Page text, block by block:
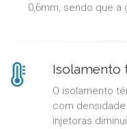
0,6mm, sendo que
Isolamento
O isolamento
com
injetoras